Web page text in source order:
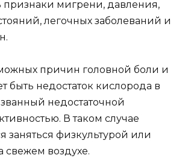
признаки мигрени, давления,
легочных заболеваний и
причин головной боли и
быть недостаток кислорода в
недостаточной
В таком случае
заняться физкультурой или
свежем воздухе.